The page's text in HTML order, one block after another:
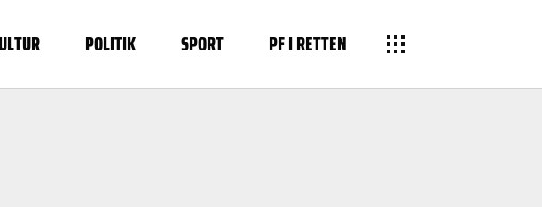
POLITIK SPORT PF I RETTEN